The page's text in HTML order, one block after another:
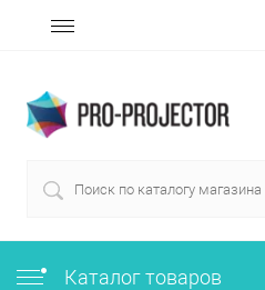
Каталог товаров